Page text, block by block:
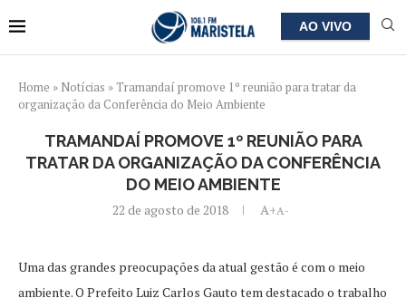
AO VIVO
Home » Notícias »Tramandaí promove 1º reunião para tratar da
organização da Conferência do Meio Ambiente
TRAMANDAÍ PROMOVE 1º REUNIÃO PARA
TRATAR DA ORGANIZAÇÃO DA CONFERÊNCIA
DO MEIO AMBIENTE
22 de agosto de 2018 A+A-
Uma das grandes preocupações da atual gestão é com o meio
ambiente. O Prefeito Luiz Carlos Gauto tem destacado o trabalho